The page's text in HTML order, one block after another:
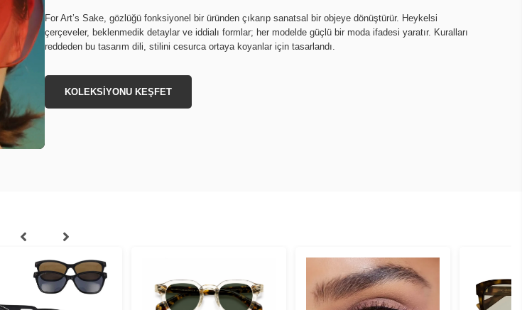
For Art’s Sake, gözlüğü fonksiyonel bir üründen çıkarıp sanatsal bir objeye dönüştürür. Heykelsi
çerçeveler, beklenmedik detaylar ve iddialı formlar; her modelde güçlü bir moda ifadesi yaratır. Kuralları
reddeden bu tasarım dili, stilini cesurca ortaya koyanlar için tasarlandı.
KOLEKSİYONU KEŞFET